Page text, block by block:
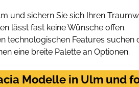
und sichern Sie sich Ihren
lässt fast keine Wünsche offen.
technologischen Features
eine breite Palette an Optionen.
Modelle in Ulm und